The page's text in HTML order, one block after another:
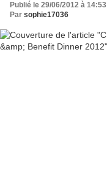
Publié le 29/06/2012 à 14:53
Par sophie17036